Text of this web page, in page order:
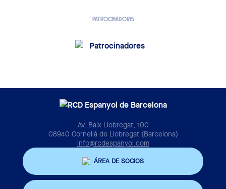
PATROCINADORES
Av. Baix Llobregat, 100
08940 Cornellà de Llobregat (Barcelona)
info@rcdespanyol.com
ÁREA DE SOCIOS